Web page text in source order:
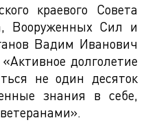
краевого Совета
Вооруженных Сил и
Вадим Иванович
долголетие
не один десяток
знания в себе,